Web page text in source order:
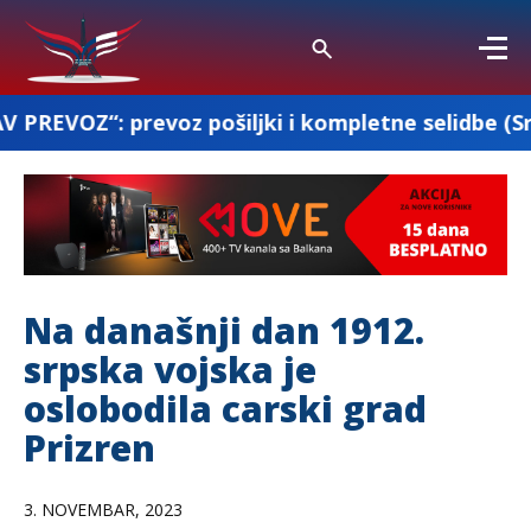
prevoz pošiljki i kompletne selidbe (Srbija-
Na današnji dan 1912.
srpska vojska je
oslobodila carski grad
Prizren
3. NOVEMBAR, 2023